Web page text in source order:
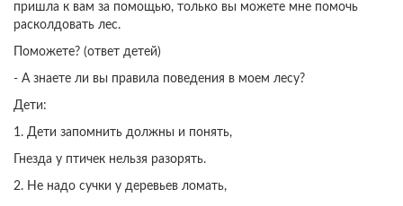
пришла к вам за помощью, только вы можете мне помочь
расколдовать лес.
Поможете? (ответ детей)
- А знаете ли вы правила поведения в моем лесу?
Дети:
1. Дети запомнить должны и понять,
Гнезда у птичек нельзя разорять.
2. Не надо сучки у деревьев ломать,